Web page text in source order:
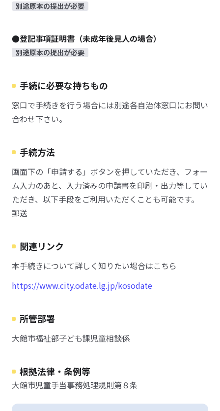
別途原本の提出が必要
●登記事項証明書（未成年後見人の場合）
別途原本の提出が必要
手続に必要な持ちもの
窓口で手続きを行う場合には別途各自治体窓口にお問い
合わせ下さい。
手続方法
画面下の「申請する」ボタンを押していただき、フォー
ム入力のあと、入力済みの申請書を印刷・出力等してい
ただき、以下手段をご利用いただくことも可能です。
郵送
関連リンク
本手続きについて詳しく知りたい場合はこちら
https://www.city.odate.lg.jp/kosodate
所管部署
大館市福祉部子ども課児童相談係
根拠法律・条例等
大館市児童手当事務処理規則第８条